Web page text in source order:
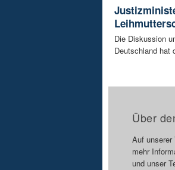
Die Diskussion
Deutschland hat
Über
Auf unserer
mehr
und unser